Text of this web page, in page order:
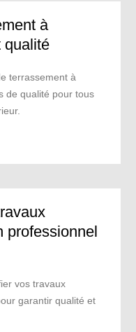
à
qualité
terrassement à
de qualité pour tous
professionnel
vos travaux
garantir qualité et